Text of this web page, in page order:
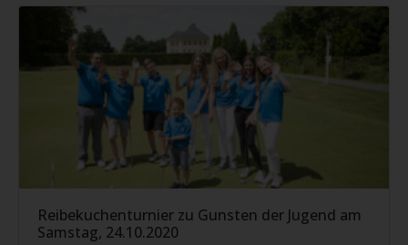
Reibekuchenturnier zu Gunsten der Jugend am
Samstag, 24.10.2020